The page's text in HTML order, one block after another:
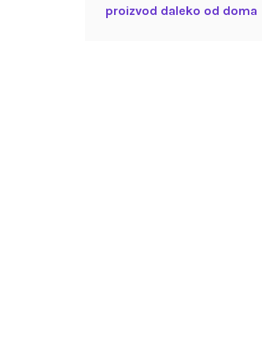
proizvod daleko od doma